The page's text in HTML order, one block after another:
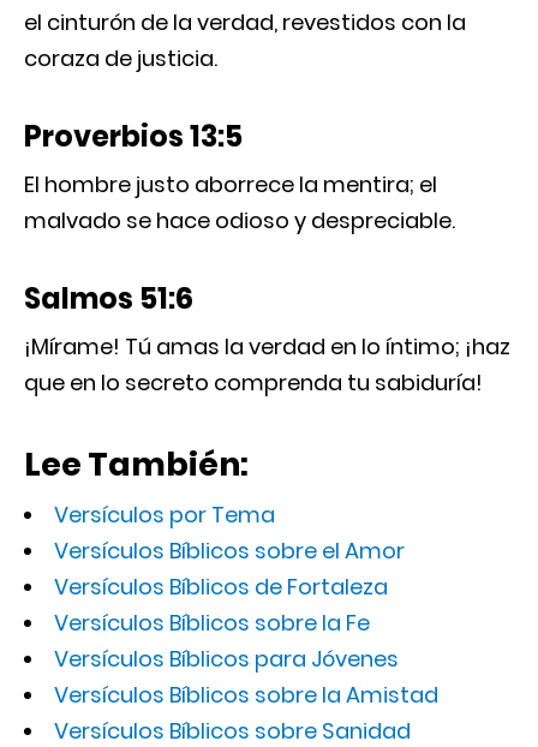
el cinturón de la verdad, revestidos con la
coraza de justicia.
Proverbios 13:5
El hombre justo aborrece la mentira; el
malvado se hace odioso y despreciable.
Salmos 51:6
¡Mírame! Tú amas la verdad en lo íntimo; ¡haz
que en lo secreto comprenda tu sabiduría!
Lee También:
Versículos por Tema
Versículos Bíblicos sobre el Amor
Versículos Bíblicos de Fortaleza
Versículos Bíblicos sobre la Fe
Versículos Bíblicos para Jóvenes
Versículos Bíblicos sobre la Amistad
Versículos Bíblicos sobre Sanidad